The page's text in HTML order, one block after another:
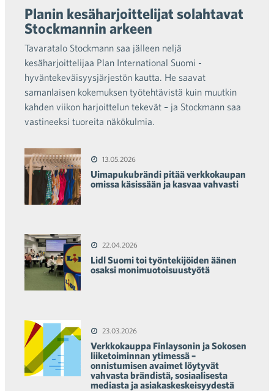
Planin kesäharjoittelijat solahtavat
Stockmannin arkeen
Tavaratalo Stockmann saa jälleen neljä
kesäharjoittelijaa Plan International Suomi -
hyväntekeväisyysjärjestön kautta. He saavat
samanlaisen kokemuksen työtehtävistä kuin muutkin
kahden viikon harjoittelun tekevät – ja Stockmann saa
vastineeksi tuoreita näkökulmia.
13.05.2026
Uimapukubrändi pitää verkkokaupan
omissa käsissään ja kasvaa vahvasti
22.04.2026
Lidl Suomi toi työntekijöiden äänen
osaksi monimuotoisuustyötä
23.03.2026
Verkkokauppa Finlaysonin ja Sokosen
liiketoiminnan ytimessä –
onnistumisen avaimet löytyvät
vahvasta brändistä, sosiaalisesta
mediasta ja asiakaskeskeisyydestä